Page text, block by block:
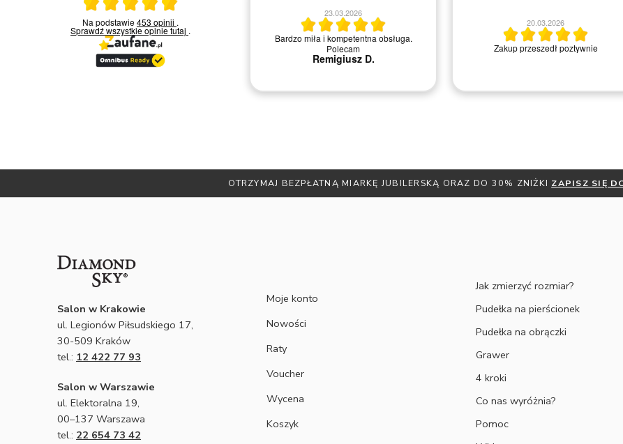
Ocena średnia 5 na 5
Na podstawie453 opinii .
Sprawdź wszystkie opinietutaj .
30.03.2026
Bardzo dobry kontakt.!!!
23.03.2026
Bardzo miła i kompetentna obsługa.
Polecam
Remigiusz D.
20.03.2026
Zakup przeszedł poztywnie
NIE WIESZ JAK ZMIERZYĆ ROZMIAR ? -ZAPOZNAJ SIĘ Z NASZYMI PORADAMI
Salon w Krakowie
ul. Legionów Piłsudskiego 17,
30-509 Kraków
tel.: 12 422 77 93
Salon w Warszawie
ul. Elektoralna 19,
00–137 Warszawa
tel.: 22 654 73 42
Moje konto
Nowości
Raty
Voucher
Wycena
Koszyk
Jak zmierzyć rozmiar?
Pudełka na pierścionek
Pudełka na obrączki
Grawer
4 kroki
Co nas wyróżnia?
Pomoc